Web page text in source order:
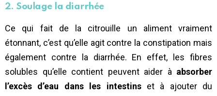
2. Soulage la diarrhée
Ce qui fait de la citrouille un aliment vraiment
étonnant, c’est qu’elle agit contre la constipation mais
également contre la diarrhée. En effet, les fibres
solubles qu’elle contient peuvent aider à absorber
l’excès d’eau dans les intestinset à ajouter du